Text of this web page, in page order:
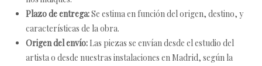
Plazo de entrega:Se estima en función del origen, destino, y
características de la obra.
Origen del envío: Las piezas se envían desde el estudio del
artista o desde nuestras instalaciones en Madrid, según la